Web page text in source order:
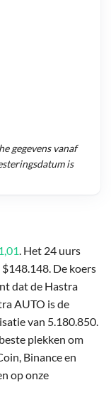
. Het 24 uurs
De koers
dat de Hastra
AUTO is de
van 5.180.850.
plekken om
Binance en
op onze
gegevens vanaf
is